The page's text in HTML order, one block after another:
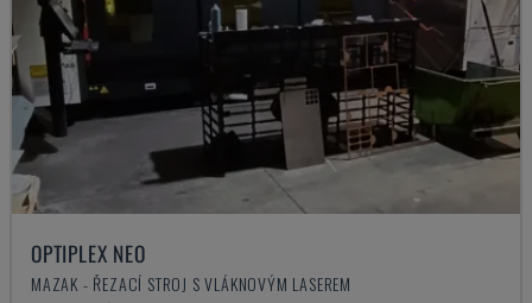
OPTIPLEX NEO
MAZAK - ŘEZACÍ STROJ S VLÁKNOVÝM LASEREM